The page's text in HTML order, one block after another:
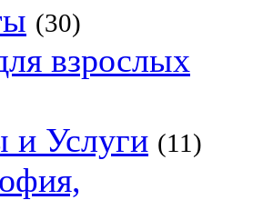
(30)
взрослых
и Услуги (11)